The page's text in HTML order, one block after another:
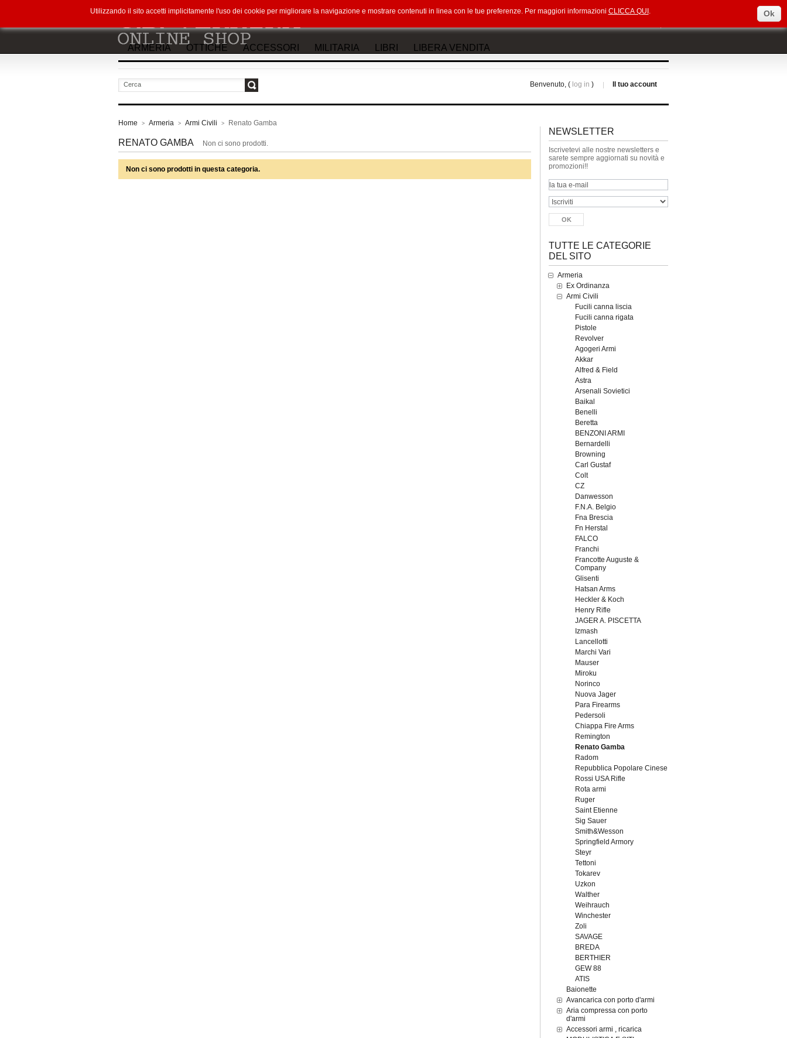
ARMERIA OTTICHE ACCESSORI MILITARIA LIBRI LIBERA VENDITA
Il tuo account
Benvenuto, ( log in )
Home > Armeria > Armi Civili > Renato Gamba
RENATO GAMBA Non ci sono prodotti.
Non ci sono prodotti in questa categoria.
NEWSLETTER
Iscrivetevi alle nostre newsletters e
sarete sempre aggiornati su novità e
promozioni!!
TUTTE LE CATEGORIE
DEL SITO
Armeria
Ex Ordinanza
Armi Civili
Fucili canna liscia
Fucili canna rigata
Pistole
Revolver
Agogeri Armi
Akkar
Alfred & Field
Astra
Arsenali Sovietici
Baikal
Benelli
Beretta
BENZONI ARMI
Bernardelli
Browning
Carl Gustaf
Colt
CZ
Danwesson
F.N.A. Belgio
Fna Brescia
Fn Herstal
FALCO
Franchi
Francotte Auguste &
Company
Glisenti
Hatsan Arms
Heckler & Koch
Henry Rifle
JAGER A. PISCETTA
Izmash
Lancellotti
Marchi Vari
Mauser
Miroku
Norinco
Nuova Jager
Para Firearms
Pedersoli
Chiappa Fire Arms
Remington
Renato Gamba
Radom
Repubblica Popolare Cinese
Rossi USA Rifle
Rota armi
Ruger
Saint Etienne
Sig Sauer
Smith&Wesson
Springfield Armory
Steyr
Tettoni
Tokarev
Uzkon
Walther
Weihrauch
Winchester
Zoli
SAVAGE
BREDA
BERTHIER
GEW 88
ATIS
Baionette
Avancarica con porto d'armi
Aria compressa con porto
d'armi
Accessori armi , ricarica
Utilizzando il sito accetti implicitamente l'uso dei cookie per migliorare la navigazione e mostrare contenuti in linea con le tue preferenze. Per maggiori informazioni CLICCA QUI . Ok